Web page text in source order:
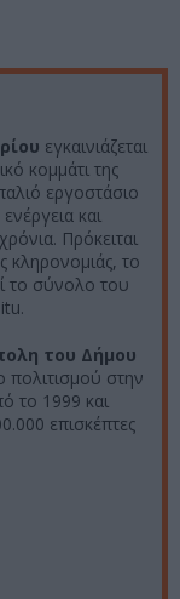
εγκαινιάζεται
κομμάτι της
εργοστάσιο
και
Πρόκειται
κληρονομιάς, το
το σύνολο του
του Δήμου
στην
το 1999 και
επισκέπτες